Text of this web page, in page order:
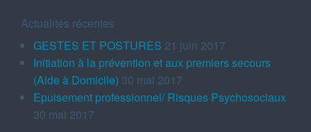
Actualités récentes
GESTES ET POSTURES 21 juin 2017
Initiation à la prévention et aux premiers secours
(Aide à Domicile) 30 mai 2017
Epuisement professionnel/ Risques Psychosociaux
30 mai 2017